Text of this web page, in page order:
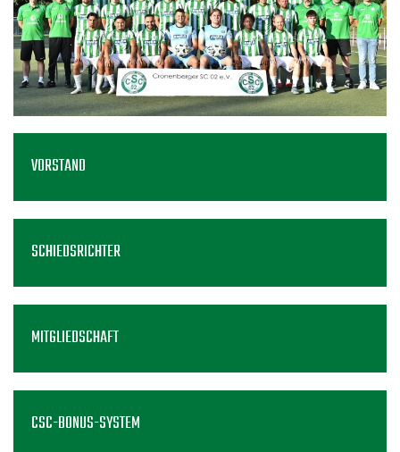
VORSTAND
SCHIEDSRICHTER
MITGLIEDSCHAFT
CSC-BONUS-SYSTEM